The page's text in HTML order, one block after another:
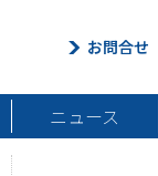
お問合せ
ニュース